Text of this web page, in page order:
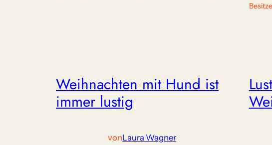
Weihnachten mit Hund ist
immer lustig
vonLaura Wagner